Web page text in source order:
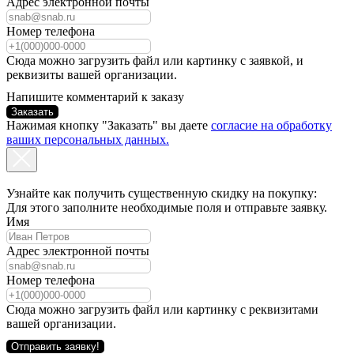
Номер телефона
Сюда можно загрузить файл или картинку с заявкой, и
реквизиты вашей организации.
Напишите комментарий к заказу
Заказать
Нажимая кнопку "Заказать" вы даете согласие на обработку
ваших персональных данных.
Узнайте как получить существенную скидку на покупку:
Для этого заполните необходимые поля и отправьте заявку.
Имя
Адрес электронной почты
Номер телефона
Сюда можно загрузить файл или картинку с реквизитами
вашей организации.
Отправить заявку!